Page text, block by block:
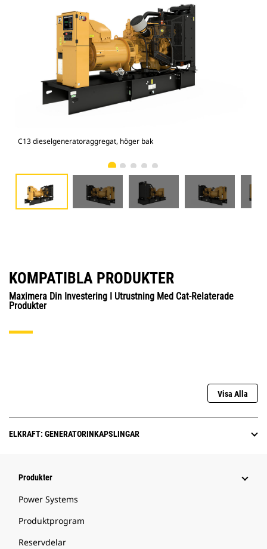
C13 dieselgeneratoraggregat, höger bak
KOMPATIBLA PRODUKTER
Maximera Din Investering I Utrustning Med Cat-Relaterade
Produkter
Visa Alla
ELKRAFT: GENERATORINKAPSLINGAR
Produkter
Power Systems
Produktprogram
Reservdelar